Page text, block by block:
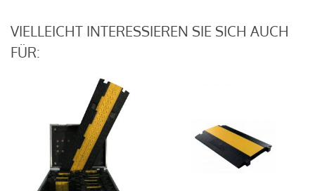
Menge
VIELLEICHT INTERESSIEREN SIE SICH AUCH
FÜR: